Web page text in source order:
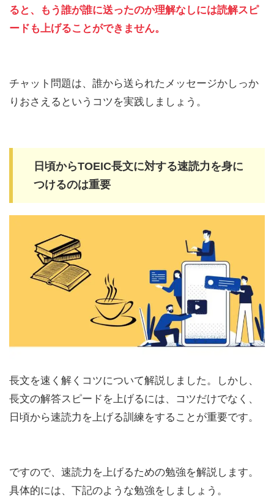
ると、もう誰が誰に送ったのか理解なしには読解スピ
ードも上げることができません。
チャット問題は、誰から送られたメッセージかしっか
りおさえるというコツを実践しましょう。
日頃からTOEIC長文に対する速読力を身に
つけるのは重要
長文を速く解くコツについて解説しました。しかし、
長文の解答スピードを上げるには、コツだけでなく、
日頃から速読力を上げる訓練をすることが重要です。
ですので、速読力を上げるための勉強を解説します。
具体的には、下記のような勉強をしましょう。